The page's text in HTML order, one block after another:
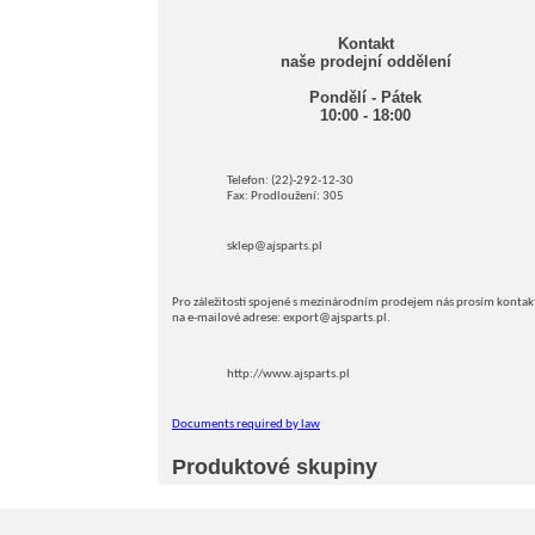
Kontakt
naše prodejní oddělení
Pondělí - Pátek
10:00 - 18:00
Telefon: (22)-292-12-30
Fax: Prodloužení: 305
sklep@ajsparts.pl
Pro záležitosti spojené s mezinárodním prodejem nás prosím
na e-mailové adrese: export@ajsparts.pl.
http://www.ajsparts.pl
Documents required by law
Produktové skupiny